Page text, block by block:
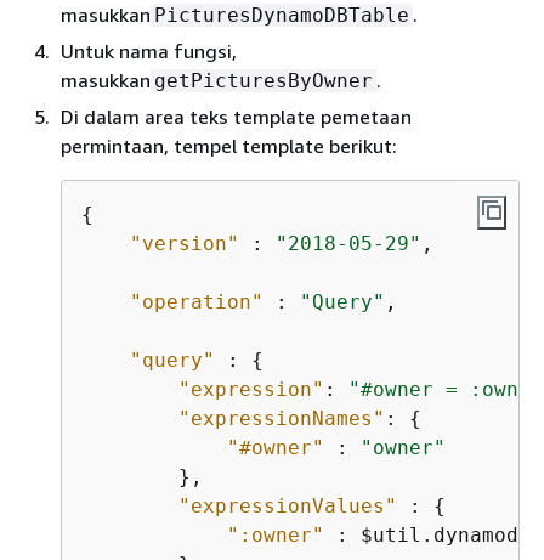
masukkan PicturesDynamoDBTable .
Untuk nama fungsi,
masukkan getPicturesByOwner .
Di dalam area teks template pemetaan
permintaan, tempel template berikut:
{
"version"
: "2018-05-29" ,
"operation" : "Query" ,
"query" : {
"expression" :
"#owner =
"expressionNames" : {
"#owner"
:
"owner"
        },
"expressionValues"
: {
":owner"
: